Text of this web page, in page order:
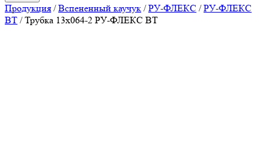
Продукция /Вспененный каучук /РУ-ФЛЕКС /РУ-ФЛЕКС
ВТ /Трубка 13х064-2 РУ-ФЛЕКС ВТ